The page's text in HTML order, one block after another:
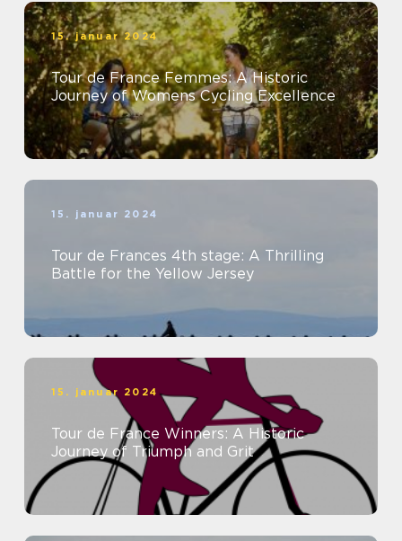
15. januar 2024
Tour de France Femmes: A Historic
Journey of Womens Cycling Excellence
15. januar 2024
Tour de Frances 4th stage: A Thrilling
Battle for the Yellow Jersey
15. januar 2024
Tour de France Winners: A Historic
Journey of Triumph and Grit